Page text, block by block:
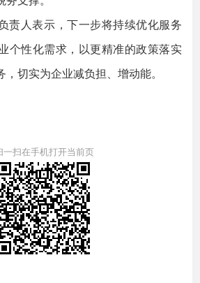
人表示，下一步将持续优化服务
个性化需求，以更精准的政策落实
切实为企业减负担、增动能。
一扫在手机打开当前页